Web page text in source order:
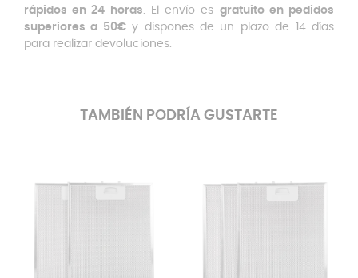
rápidos en 24 horas. El envío es gratuito en pedidos
superiores a 50€y dispones de un plazo de 14 días
para realizar devoluciones.
TAMBIÉN PODRÍA GUSTARTE